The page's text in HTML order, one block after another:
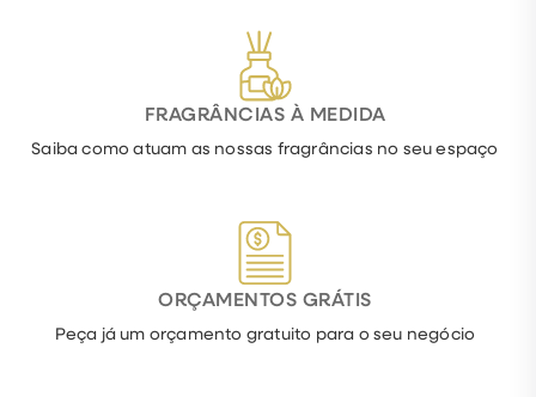
FRAGRÂNCIAS À MEDIDA
Saiba como atuam as nossas fragrâncias no seu espaço
ORÇAMENTOS GRÁTIS
Peça já um orçamento gratuito para o seu negócio